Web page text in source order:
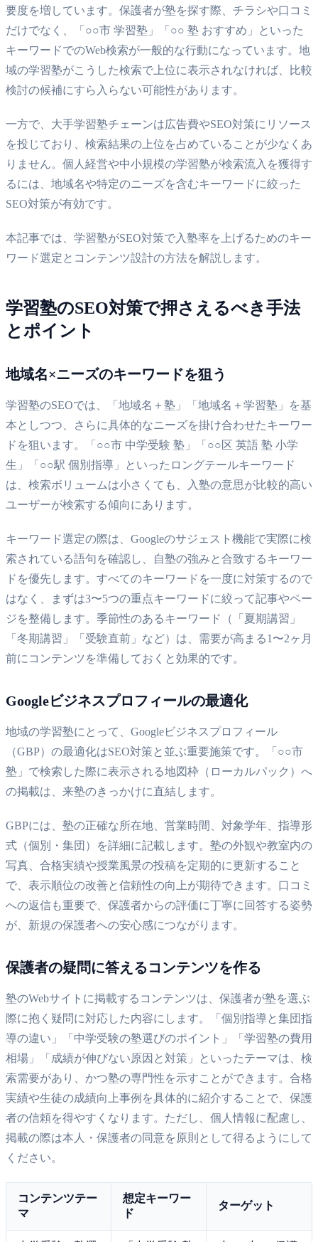
要度を増しています。保護者が塾を探す際、チラシや口コミ
だけでなく、「○○市 学習塾」「○○ 塾 おすすめ」といった
キーワードでのWeb検索が一般的な行動になっています。地
域の学習塾がこうした検索で上位に表示されなければ、比較
検討の候補にすら入らない可能性があります。
一方で、大手学習塾チェーンは広告費やSEO対策にリソース
を投じており、検索結果の上位を占めていることが少なくあ
りません。個人経営や中小規模の学習塾が検索流入を獲得す
るには、地域名や特定のニーズを含むキーワードに絞った
SEO対策が有効です。
本記事では、学習塾がSEO対策で入塾率を上げるためのキー
ワード選定とコンテンツ設計の方法を解説します。
学習塾のSEO対策で押さえるべき手法
とポイント
地域名×ニーズのキーワードを狙う
学習塾のSEOでは、「地域名＋塾」「地域名＋学習塾」を基
本としつつ、さらに具体的なニーズを掛け合わせたキーワー
ドを狙います。「○○市 中学受験 塾」「○○区 英語 塾 小学
生」「○○駅 個別指導」といったロングテールキーワード
は、検索ボリュームは小さくても、入塾の意思が比較的高い
ユーザーが検索する傾向にあります。
キーワード選定の際は、Googleのサジェスト機能で実際に検
索されている語句を確認し、自塾の強みと合致するキーワー
ドを優先します。すべてのキーワードを一度に対策するので
はなく、まずは3〜5つの重点キーワードに絞って記事やペー
ジを整備します。季節性のあるキーワード（「夏期講習」
「冬期講習」「受験直前」など）は、需要が高まる1〜2ヶ月
前にコンテンツを準備しておくと効果的です。
Googleビジネスプロフィールの最適化
地域の学習塾にとって、Googleビジネスプロフィール
（GBP）の最適化はSEO対策と並ぶ重要施策です。「○○市
塾」で検索した際に表示される地図枠（ローカルパック）へ
の掲載は、来塾のきっかけに直結します。
GBPには、塾の正確な所在地、営業時間、対象学年、指導形
式（個別・集団）を詳細に記載します。塾の外観や教室内の
写真、合格実績や授業風景の投稿を定期的に更新すること
で、表示順位の改善と信頼性の向上が期待できます。口コミ
への返信も重要で、保護者からの評価に丁寧に回答する姿勢
が、新規の保護者への安心感につながります。
保護者の疑問に答えるコンテンツを作る
塾のWebサイトに掲載するコンテンツは、保護者が塾を選ぶ
際に抱く疑問に対応した内容にします。「個別指導と集団指
導の違い」「中学受験の塾選びのポイント」「学習塾の費用
相場」「成績が伸びない原因と対策」といったテーマは、検
索需要があり、かつ塾の専門性を示すことができます。合格
実績や生徒の成績向上事例を具体的に紹介することで、保護
者の信頼を得やすくなります。ただし、個人情報に配慮し、
掲載の際は本人・保護者の同意を原則として得るようにして
ください。
コンテンツテー
マ
想定キーワー
ド
ターゲット